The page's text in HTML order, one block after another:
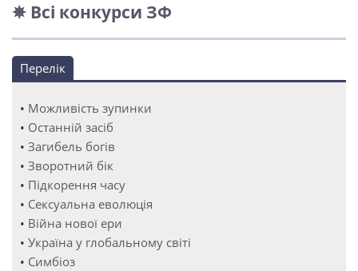
✵ Всі конкурси ЗФ
Перелік
• Можливість зупинки
• Останній засіб
• Загибель богів
• Зворотний бік
• Підкорення часу
• Сексуальна еволюція
• Війна нової ери
• Україна у глобальному світі
• Симбіоз